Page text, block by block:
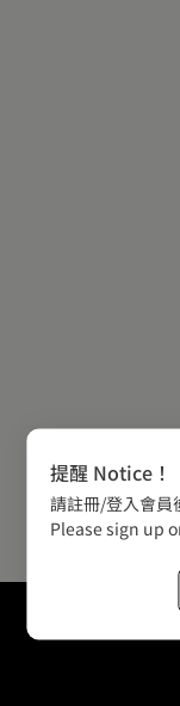
提醒 Notice！
請註冊/登入會員
Please sign up